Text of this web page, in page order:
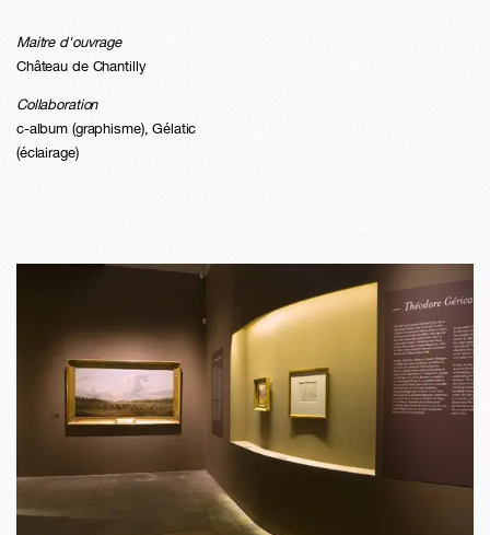
Maitre d'ouvrage
Château de Chantilly
Collaboration
c-album (graphisme), Gélatic
(éclairage)